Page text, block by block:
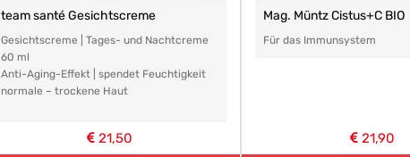
team santé Gesichtscreme
Gesichtscreme | Tages- und Nachtcreme
60 ml
Anti-Aging-Effekt | spendet Feuchtigkeit
normale – trockene Haut
21,50
Mag. Müntz Cistus+C BIO
Für das Immunsystem
21,90